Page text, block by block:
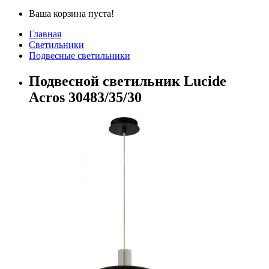
Ваша корзина пуста!
Главная
Светильники
Подвесные светильники
Подвесной светильник Lucide
Acros 30483/35/30